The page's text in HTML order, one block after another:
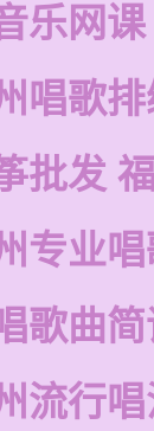
乐网课
唱歌
批发
专业
歌曲
流行